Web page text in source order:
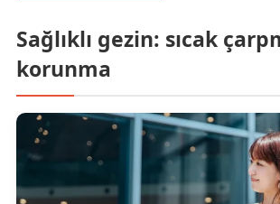
Sağlıklı gezin: sıcak
korunma